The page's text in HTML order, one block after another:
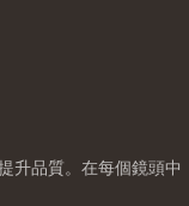
升品質。在每個鏡頭中